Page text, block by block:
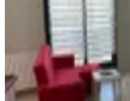
28.000 ₺
KONSEPT GAYRİMENKUL
Ara